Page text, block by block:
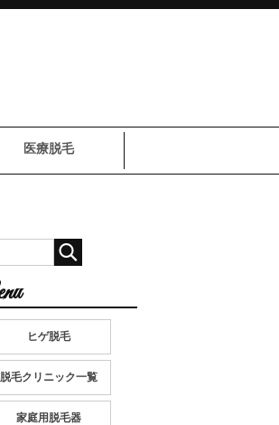
医療脱毛
ヒゲ脱毛
脱毛クリニック一覧
家庭用脱毛器